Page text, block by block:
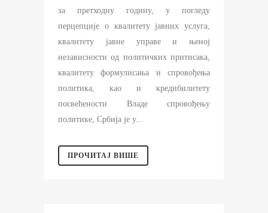
за претходну годину, у погледу
перцепције о квалитету јавних услуга,
квалитету јавне управе и њеној
независности од политичких притисака,
квалитету формулисања и спровођења
политика, као и кредибилитету
посвећености Владе спровођењу
политике, Србија је у...
ПРОЧИТАЈ ВИШЕ